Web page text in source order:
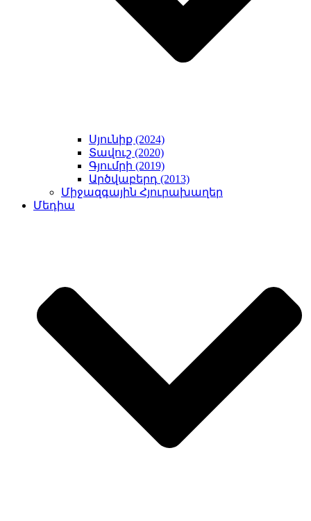
Սյունիք (2024)
Տավուշ (2020)
Գյումրի (2019)
Արծվաբերդ (2013)
Միջազգային Հյուրախաղեր
Մեդիա